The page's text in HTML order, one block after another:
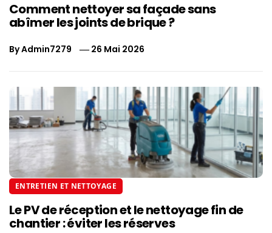
Comment nettoyer sa façade sans
abîmer les joints de brique ?
ByAdmin7279 26 Mai 2026
ENTRETIEN ET NETTOYAGE
Le PV de réception et le nettoyage fin de
chantier : éviter les réserves